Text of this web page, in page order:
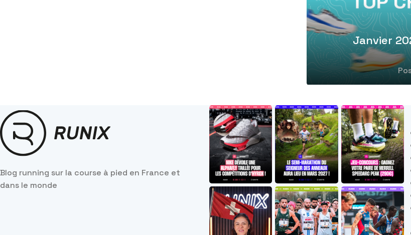
Janvier
Blog running sur la course à pied en France et
dans le monde